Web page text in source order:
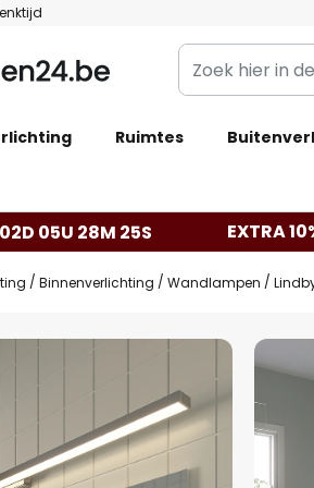
Zoek
hier
de
Ruimtes
02D 05U 28M 24S EXTRA
Binnenverlichting Wandlampen